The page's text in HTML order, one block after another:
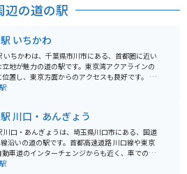
ら芸術を楽しむこ
ショッピングやレ
食事や買い物も一
辺の道の駅
いちかわ
いちかわは、千葉県市川市にある、首都圏に近い
立地が魅力の道の駅です。東京湾アクアラインの
置し、東京方面からのアクセスも良好です。 地
な農産物が購入できる直売所は、道の駅 いちか
びます。 また、レストランでは、地元産
をふんだんに使った料理を楽しむことができま
京湾を一望できる展望デッキも併設されており、
憩に最適です。 バイクで訪れる場合、道の
かわには、広々とした駐車場が完備されているの
川口・あんぎょう
川口・あんぎょうは、埼玉県川口市にある、国道
沿いの道の駅です。首都高速道路 川口線や東京
動車道のインターチェンジからも近く、車でのア
地元農産物の直売所では、新鮮な野